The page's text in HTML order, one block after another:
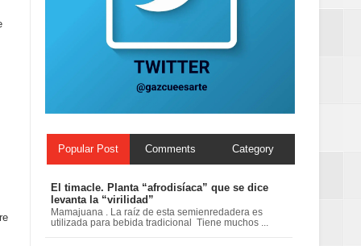
de calidad
la clausura
Popular Post Comments Category
El timacle. Planta “afrodisíaca” que se dice
levanta la “virilidad”
Mamajuana . La raíz de esta semienredadera es
utilizada para bebida tradicional Tiene muchos ...